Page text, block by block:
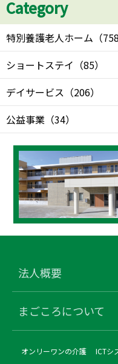
Category
特別養護老人ホーム （758
ショートステイ （85）
デイサービス （206）
公益事業 （34）
法人概要
まごころについて
オンリーワンの介護 ICTシ